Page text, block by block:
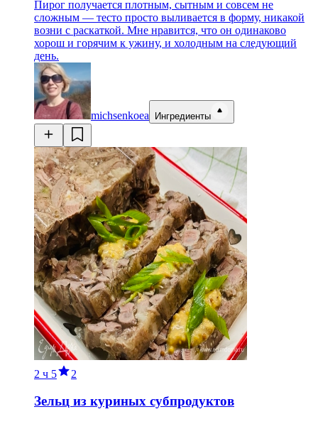
Пирог получается плотным, сытным и совсем не
сложным — тесто просто выливается в форму, никакой
возни с раскаткой. Мне нравится, что он одинаково
хорош и горячим к ужину, и холодным на следующий
день.
michsenkoea Ингредиенты
2 ч 5 2
Зельц из куриных субпродуктов